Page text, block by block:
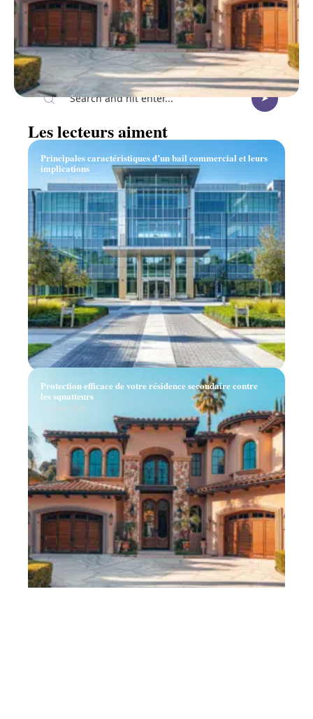
Recherche
Les lecteurs aiment
Principales caractéristiques d’un bail commercial et leurs
implications
11 mars 2026
Protection efficace de votre résidence secondaire contre
les squatteurs
11 mars 2026